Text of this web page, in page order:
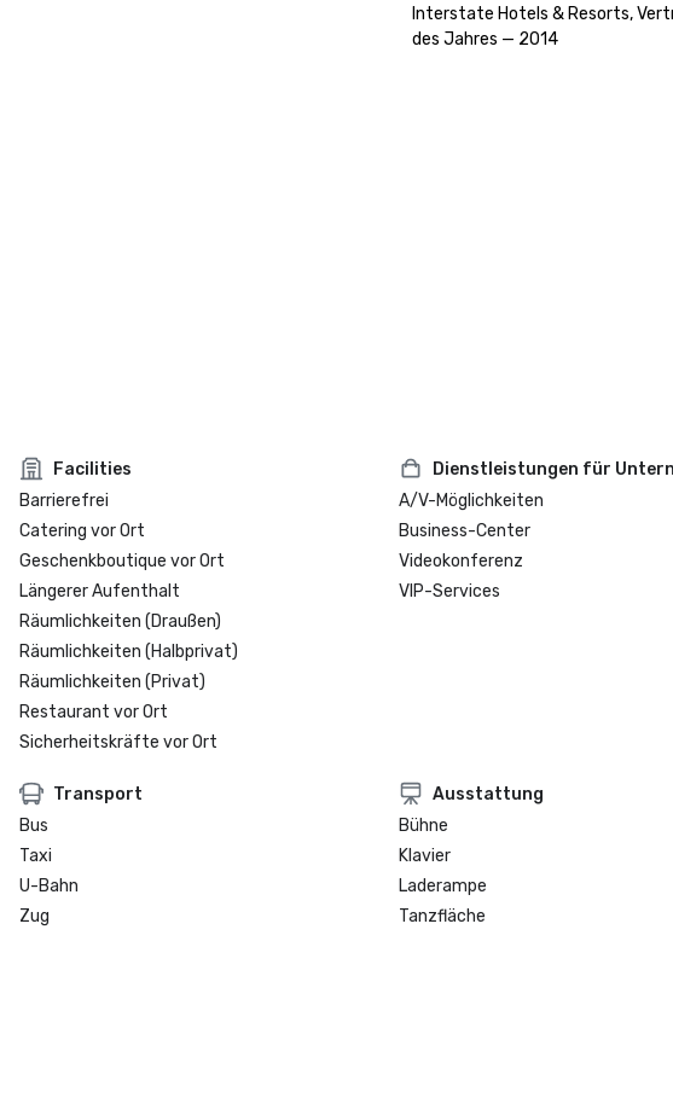
Interstate Hotels & Resorts,
Facilities
Barrierefrei
Catering vor Ort
Geschenkboutique vor Ort
Längerer Aufenthalt
Räumlichkeiten (Draußen)
Räumlichkeiten (Halbprivat)
Räumlichkeiten (Privat)
Restaurant vor Ort
Sicherheitskräfte vor Ort
Dienstleistungen für
A/V-Möglichkeiten
Business-Center
Videokonferenz
VIP-Services
Transport
Bus
Taxi
U-Bahn
Zug
Ausstattung
Bühne
Klavier
Laderampe
Tanzfläche